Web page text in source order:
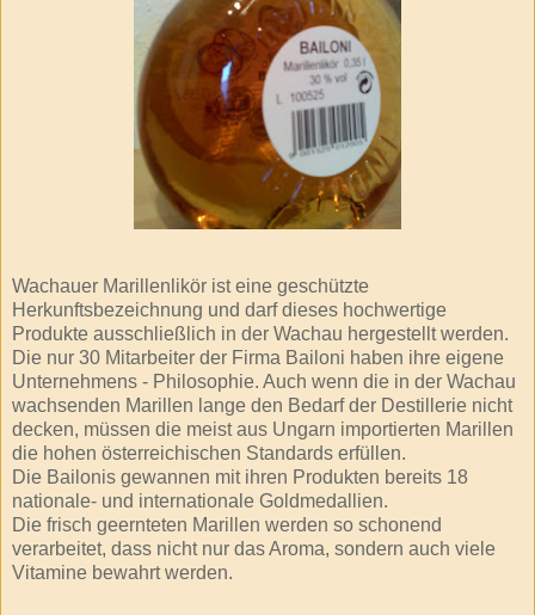
Wachauer Marillenlikör ist eine geschützte
Herkunftsbezeichnung und darf dieses hochwertige
Produkte ausschließlich in der Wachau hergestellt werden.
Die nur 30 Mitarbeiter der Firma Bailoni haben ihre eigene
Unternehmens - Philosophie. Auch wenn die in der Wachau
wachsenden Marillen lange den Bedarf der Destillerie nicht
decken, müssen die meist aus Ungarn importierten Marillen
die hohen österreichischen Standards erfüllen.
Die Bailonis gewannen mit ihren Produkten bereits 18
nationale- und internationale Goldmedallien.
Die frisch geernteten Marillen werden so schonend
verarbeitet, dass nicht nur das Aroma, sondern auch viele
Vitamine bewahrt werden.